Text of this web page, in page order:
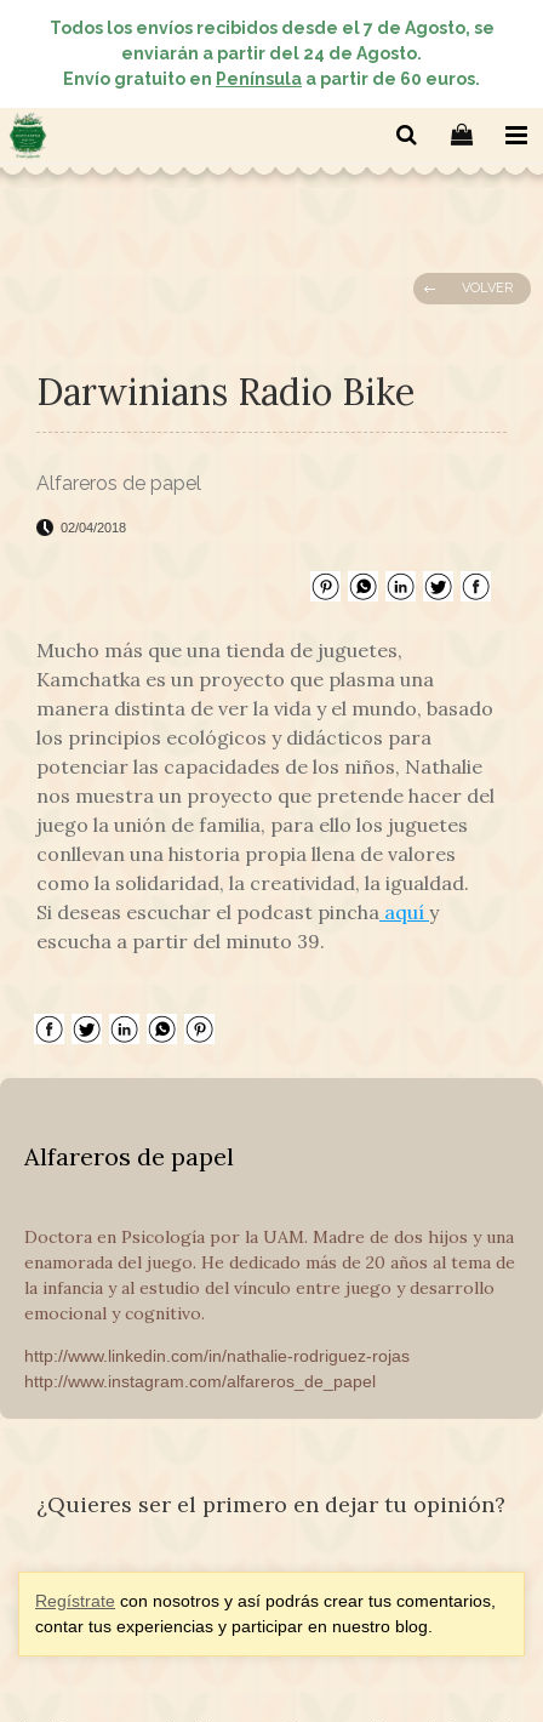
Todos los envíos recibidos desde el 7 de Agosto, se
enviarán a partir del 24 de Agosto.
Envío gratuito en Península a partir de 60 euros.
VOLVER
Darwinians Radio Bike
Alfareros de papel
02/04/2018
Mucho más que una tienda de juguetes,
Kamchatka es un proyecto que plasma una
manera distinta de ver la vida y el mundo, basado
los principios ecológicos y didácticos para
potenciar las capacidades de los niños, Nathalie
nos muestra un proyecto que pretende hacer del
juego la unión de familia, para ello los juguetes
conllevan una historia propia llena de valores
como la solidaridad, la creatividad, la igualdad.
Si deseas escuchar el podcast pincha aquí y
escucha a partir del minuto 39.
Alfareros de papel
Doctora en Psicología por la UAM. Madre de dos hijos y una
enamorada del juego. He dedicado más de 20 años al tema de
la infancia y al estudio del vínculo entre juego y desarrollo
emocional y cognitivo.
http://www.linkedin.com/in/nathalie-rodriguez-rojas
http://www.instagram.com/alfareros_de_papel
¿Quieres ser el primero en dejar tu opinión?
Regístrate con nosotros y así podrás crear tus comentarios,
contar tus experiencias y participar en nuestro blog.